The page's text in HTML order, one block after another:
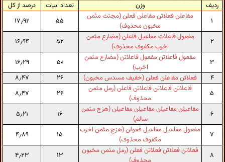
ردیف وزن تعداد ابیات
درصد از کل
۱
مفاعلن فعلاتن مفاعلن فعلن (مجتث مثمن
مخبون محذوف)
۵۵ ۱۷٫۹۲
۲
مفعول فاعلات مفاعیل فاعلن (مضارع مثمن
اخرب مکفوف محذوف)
۵۲ ۱۶٫۹۴
۳
مفعول فاعلاتن مفعول فاعلاتن (مضارع مثمن
اخرب)
۵۰
۱۶٫۲۹
۴
فعلاتن مفاعلن فعلن (خفیف مسدس مخبون) ۲۶
۸٫۴۷
۵
فاعلاتن فاعلاتن فاعلاتن فاعلن (رمل مثمن
محذوف)
۲۶ ۸٫۴۷
۶
مفاعیلن مفاعیلن مفاعیلن مفاعیلن (هزج مثمن
سالم)
۱۶ ۵٫۲۱
۷
مفعول مفاعیل مفاعیل فعولن (هزج مثمن اخرب
مکفوف محذوف)
۱۵ ۴٫۸۹
۸
فعلاتن فعلاتن فعلاتن فعلن (رمل مثمن مخبون
۱۳
۴٫۲۳